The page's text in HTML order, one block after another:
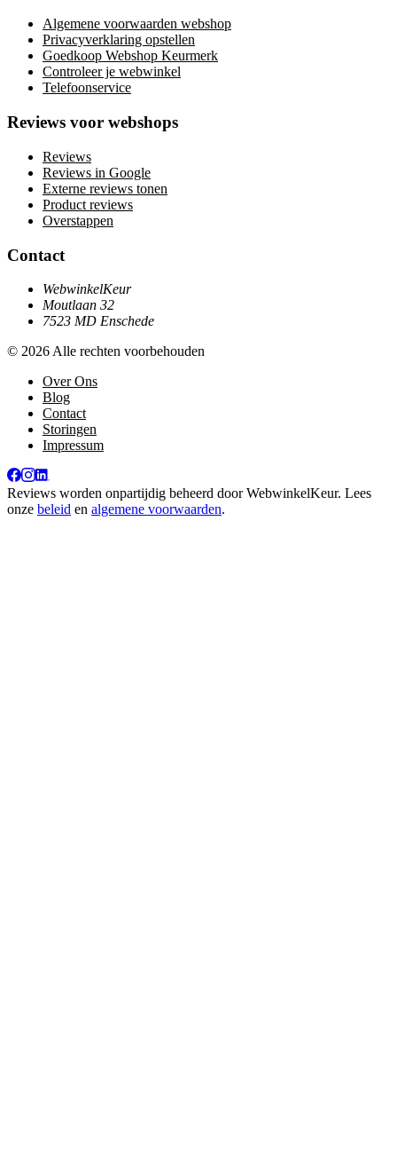
Algemene voorwaarden webshop
Privacyverklaring opstellen
Goedkoop Webshop Keurmerk
Controleer je webwinkel
Telefoonservice
Reviews voor webshops
Reviews
Reviews in Google
Externe reviews tonen
Product reviews
Overstappen
Contact
WebwinkelKeur
Moutlaan 32
7523 MD Enschede
© 2026 Alle rechten voorbehouden
Over Ons
Blog
Contact
Storingen
Impressum
Reviews worden onpartijdig beheerd doorWebwinkelKeur. Lees
onze beleid en algemene voorwaarden.